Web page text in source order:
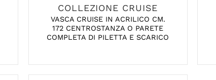
COLLEZIONE CRUISE
VASCA CRUISE IN ACRILICO CM.
172 CENTROSTANZA O PARETE
COMPLETA DI PILETTA E SCARICO